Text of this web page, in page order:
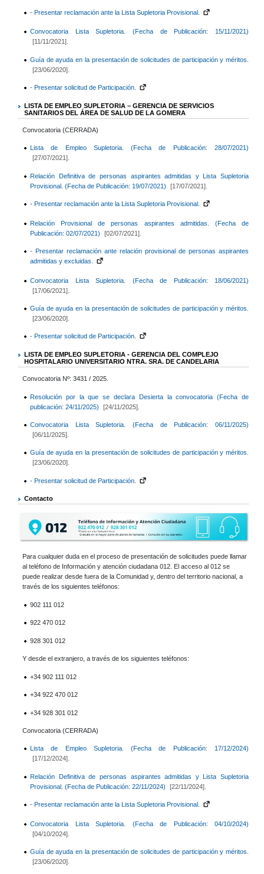
- Presentar reclamación ante la Lista Supletoria Provisional.
Convocatoria Lista Supletoria. (Fecha de Publicación: 15/11/2021)
[11/11/2021].
Guía de ayuda en la presentación de solicitudes de participación y méritos.
[23/06/2020].
- Presentar solicitud de Participación.
LISTA DE EMPLEO SUPLETORIA – GERENCIA DE SERVICIOS
SANITARIOS DEL ÁREA DE SALUD DE LA GOMERA
Convocatoria (CERRADA)
Lista de Empleo Supletoria. (Fecha de Publicación: 28/07/2021)
[27/07/2021].
Relación Definitiva de personas aspirantes admitidas y Lista Supletoria
Provisional. (Fecha de Publicación: 19/07/2021)
[17/07/2021].
- Presentar reclamación ante la Lista Supletoria Provisional.
Relación Provisional de personas aspirantes admitidas. (Fecha de
Publicación: 02/07/2021)
[02/07/2021].
- Presentar reclamación ante relación provisional de personas aspirantes
admitidas y excluidas.
Convocatoria Lista Supletoria. (Fecha de Publicación: 18/06/2021)
[17/06/2021].
Guía de ayuda en la presentación de solicitudes de participación y méritos.
[23/06/2020].
- Presentar solicitud de Participación.
LISTA DE EMPLEO SUPLETORIA - GERENCIA DEL COMPLEJO
HOSPITALARIO UNIVERSITARIO NTRA. SRA. DE CANDELARIA
Convocatoria Nº: 3431 / 2025.
Resolución por la que se declara Desierta la convocatoria (Fecha de
publicación: 24/11/2025)
[24/11/2025].
Convocatoria Lista Supletoria. (Fecha de Publicación: 06/11/2025)
[06/11/2025].
Guía de ayuda en la presentación de solicitudes de participación y méritos.
[23/06/2020].
- Presentar solicitud de Participación.
Contacto
Para cualquier duda en el proceso de presentación de solicitudes puede llamar
al teléfono de Información y atención ciudadana 012. El acceso al 012 se
puede realizar desde fuera de la Comunidad y, dentro del territorio nacional, a
través de los siguientes teléfonos:
902 111 012
922 470 012
928 301 012
Y desde el extranjero, a través de los siguientes teléfonos:
+34 902 111 012
+34 922 470 012
+34 928 301 012
Convocatoria (CERRADA)
Lista de Empleo Supletoria. (Fecha de Publicación: 17/12/2024)
[17/12/2024].
Relación Definitiva de personas aspirantes admitidas y Lista Supletoria
Provisional. (Fecha de Publicación: 22/11/2024)
[22/11/2024].
- Presentar reclamación ante la Lista Supletoria Provisional.
Convocatoria Lista Supletoria. (Fecha de Publicación: 04/10/2024)
[04/10/2024].
Guía de ayuda en la presentación de solicitudes de participación y méritos.
[23/06/2020].